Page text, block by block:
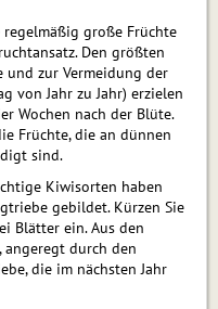
regelmäßig große Früchte
Den größten
und zur Vermeidung der
von Jahr zu Jahr) erzielen
Wochen nach der Blüte.
Früchte, die an dünnen
sind.
Kiwisorten haben
gebildet. Kürzen Sie
Blätter ein. Aus den
durch den
die im nächsten Jahr